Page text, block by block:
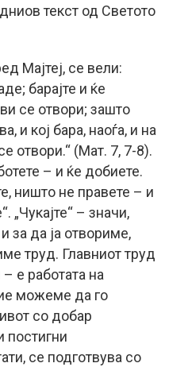
текст од Светото
Мајтеј, се вели:
барајте и ќе
ви се отвори; зашто
и кој бара, наоѓа, и на
отвори.“ (Мат. 7, 7-8).
– и ќе добиете.
ништо не правете – и
„Чукајте“ – значи,
за да ја отвориме,
труд. Главниот труд
– е работата на
можеме да го
со добар
постигни
се подготвува со